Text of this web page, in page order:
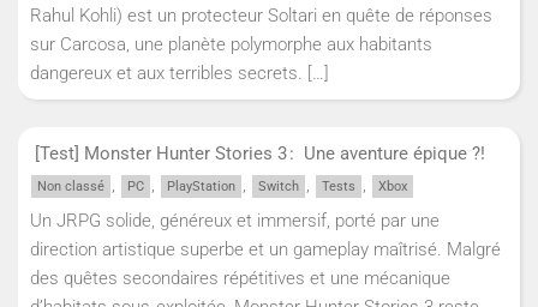
Rahul Kohli) est un protecteur Soltari en quête de réponses
sur Carcosa, une planète polymorphe aux habitants
dangereux et aux terribles secrets. […]
[Test] Monster Hunter Stories 3 : Une aventure épique ?!
Non classé , PC , PlayStation , Switch , Tests , Xbox
Un JRPG solide, généreux et immersif, porté par une
direction artistique superbe et un gameplay maîtrisé. Malgré
des quêtes secondaires répétitives et une mécanique